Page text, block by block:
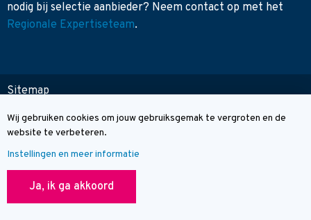
Cookie melding
Wij gebruiken cookies om jouw gebruiksgemak te vergroten en de
website te verbeteren.
Instellingen en meer informatie
Ja, ik ga akkoord
nodig bij selectie aanbieder? Neem contact op met het
Regionale Expertiseteam.
© Wegwijzer Hart van Brabant
Sitemap
Contact